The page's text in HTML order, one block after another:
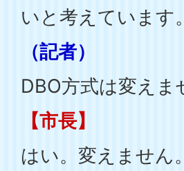
いと考えています。
（記者）
DBO方式は変えま
【市長】
はい。変えません。